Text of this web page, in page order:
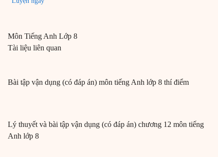
Môn Tiếng Anh Lớp 8
Tài liệu liên quan
Bài tập vận dụng (có đáp án) môn tiếng Anh lớp 8 thí điểm
Lý thuyết và bài tập vận dụng (có đáp án) chương 12 môn tiếng
Anh lớp 8